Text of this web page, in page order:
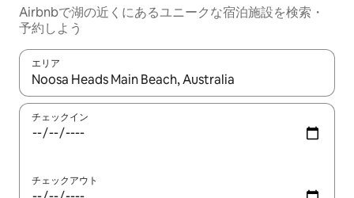
Airbnbで湖の近くにあるユニークな宿泊施設を検索・
予約しよう
エリア
検索結果が表示されたら、上下の矢印キーを使って移動するか
チェックイン
チェックアウト